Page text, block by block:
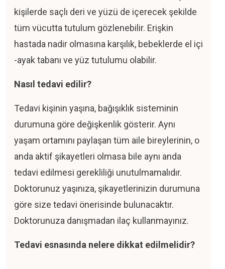
kişilerde saçlı deri ve yüzü de içerecek şekilde
tüm vücutta tutulum gözlenebilir. Erişkin
hastada nadir olmasına karşılık, bebeklerde el içi
-ayak tabanı ve yüz tutulumu olabilir.
Nasıl tedavi edilir?
Tedavi kişinin yaşına, bağışıklık sisteminin
durumuna göre değişkenlik gösterir. Aynı
yaşam ortamını paylaşan tüm aile bireylerinin, o
anda aktif şikayetleri olmasa bile aynı anda
tedavi edilmesi gerekliliği unutulmamalıdır.
Doktorunuz yaşınıza, şikayetlerinizin durumuna
göre size tedavi önerisinde bulunacaktır.
Doktorunuza danışmadan ilaç kullanmayınız.
Tedavi esnasında nelere dikkat edilmelidir?